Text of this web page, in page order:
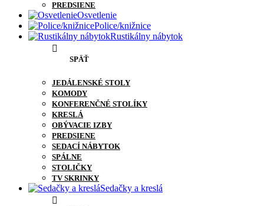
PREDSIENE
Osvetlenie
Police/knižnice
Rustikálny nábytok
SPÄŤ
JEDÁLENSKÉ STOLY
KOMODY
KONFERENČNÉ STOLÍKY
KRESLÁ
OBÝVACIE IZBY
PREDSIENE
SEDACÍ NÁBYTOK
SPÁLNE
STOLIČKY
TV SKRINKY
Sedačky a kreslá